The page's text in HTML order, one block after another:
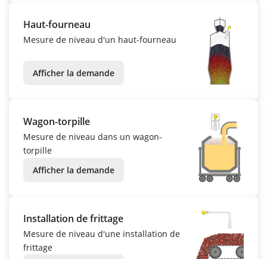
Haut-fourneau
Mesure de niveau d'un haut-fourneau
Afficher la demande
Wagon-torpille
Mesure de niveau dans un wagon-
torpille
Afficher la demande
Installation de frittage
Mesure de niveau d'une installation de
frittage